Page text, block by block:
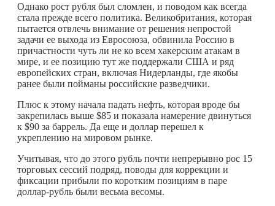
Однако рост рубля был сломлен, и поводом как всегда
стала прежде всего политика. Великобритания, которая
пытается отвлечь внимание от решения непростой
задачи ее выхода из Евросоюза, обвинила Россию в
причастности чуть ли не ко всем хакерским атакам в
мире, и ее позицию тут же поддержали США и ряд
европейских стран, включая Нидерланды, где якобы
ранее были пойманы российские разведчики.
Плюс к этому начала падать нефть, которая вроде бы
закрепилась выше $85 и показала намерение двинуться
к $90 за баррель. Да еще и доллар перешел к
укреплению на мировом рынке.
Учитывая, что до этого рубль почти непрерывно рос 15
торговых сессий подряд, поводы для коррекции и
фиксации прибыли по коротким позициям в паре
доллар-рубль были весьма весомы.